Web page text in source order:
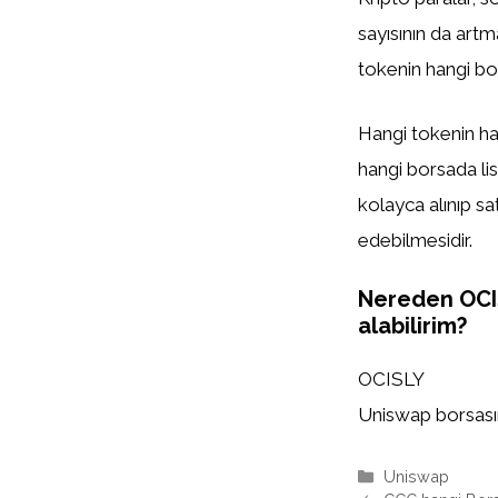
sayısının da
tokenin hangi
Hangi tokenin
hangi borsada
kolayca alınıp
edebilmesidir.
Nereden
alabilirim?
OCISLY
Uniswap
Kategoriler
Uniswap